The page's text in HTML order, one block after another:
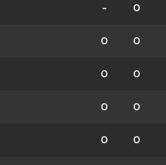
- 0
0 0
0 0
0 0
0 0